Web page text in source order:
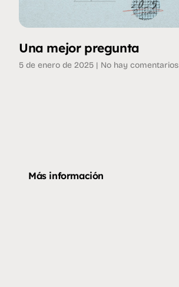
Una mejor pregunta
5 de enero de 2025 No hay comentarios
Más información